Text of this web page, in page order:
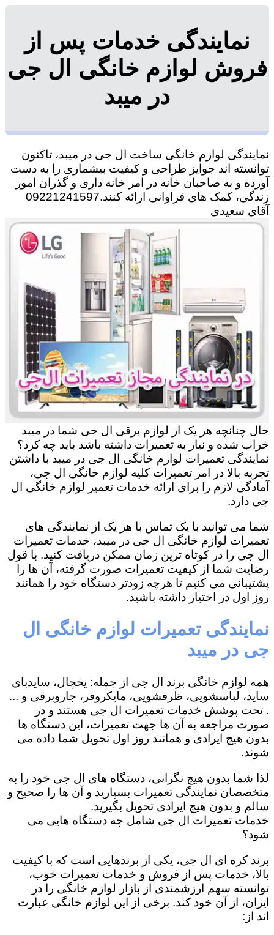
نمایندگی خدمات پس از
فروش لوازم خانگی ال جی
در میبد
نمایندگی لوازم خانگی ساخت ال جی در میبد، تاکنون
توانسته اند جوایز طراحی و کیفیت بیشماری را به دست
آورده و به صاحبان خانه در امر خانه داری و گذران امور
زندگی، کمک های فراوانی ارائه کنند.09221241597
آقای سعیدی
حال چنانچه هر یک از لوازم برقی ال جی شما در میبد
خراب شده و نیاز به تعمیرات داشته باشد باید چه کرد؟
نمایندگی تعمیرات لوازم خانگی ال جی در میبد با داشتن
تجربه بالا در امر تعمیرات کلیه لوازم خانگی ال جی،
آمادگی لازم را برای ارائه خدمات تعمیر لوازم خانگی ال
جی دارد.
شما می توانید با یک تماس با هر یک از نمایندگی های
تعمیرات لوازم خانگی ال جی در میبد، خدمات تعمیرات
ال جی را در کوتاه ترین زمان ممکن دریافت کنید. با قول
رضایت شما از کیفیت تعمیرات صورت گرفته، آن ها را
پشتیبانی می کنیم تا هرچه زودتر دستگاه خود را همانند
روز اول در اختیار داشته باشید.
نمایندگی تعمیرات لوازم خانگی ال
جی در میبد
همه لوازم خانگی برند ال جی از جمله: یخچال، سایدبای
ساید، لباسشویی، ظرفشویی، مایکروفر، جاروبرقی و ...
. تحت پوشش خدمات تعمیرات ال جی هستند و در
صورت مراجعه به آن ها جهت تعمیرات، این دستگاه ها
بدون هیچ ایرادی و همانند روز اول تحویل شما داده می
شوند.
لذا شما بدون هیچ نگرانی، دستگاه های ال جی خود را به
متخصصان نمایندگی تعمیرات بسپارید و آن ها را صحیح و
سالم و بدون هیچ ایرادی تحویل بگیرید.
خدمات تعمیرات ال جی شامل چه دستگاه هایی می
شود؟
برند کره ای ال جی، یکی از برندهایی است که با کیفیت
بالا، خدمات پس از فروش و خدمات تعمیرات خوب،
توانسته سهم ارزشمندی از بازار لوازم خانگی را در
ایران، از آن خود کند. برخی از این لوازم خانگی عبارت
اند از: